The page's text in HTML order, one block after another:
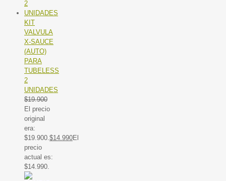
KIT
VALVULA
X-SAUCE
(AUTO)
PARA
TUBELESS
2
UNIDADES
$19.900
El precio
original
era:
$19.900. $14.990El
precio
actual es:
$14.990.